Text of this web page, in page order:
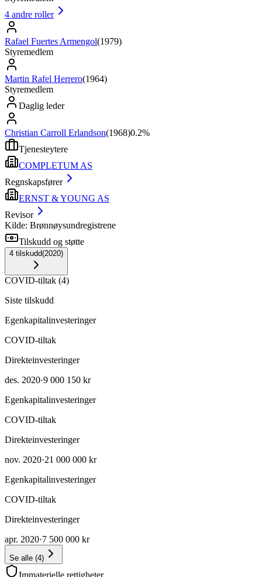
4 andre roller
Rafael Fuertes Armengol(1979)
Styremedlem
Martin Rafel Herrero(1964)
Styremedlem
Daglig leder
Christian Carroll Erlandson(1968)0.2%
Tjenesteytere
COMPLETUM AS
Regnskapsfører
ERNST & YOUNG AS
Revisor
Kilde: Brønnøysundregistrene
Tilskudd og støtte
4 tilskudd(2020)
COVID-tiltak (4)
Siste tilskudd
Egenkapitalinvesteringer
COVID-tiltak
Direkteinvesteringer
des. 2020·9 000 150 kr
Egenkapitalinvesteringer
COVID-tiltak
Direkteinvesteringer
nov. 2020·21 000 000 kr
Egenkapitalinvesteringer
COVID-tiltak
Direkteinvesteringer
apr. 2020·7 500 000 kr
Se alle (4)
Immaterielle rettigheter